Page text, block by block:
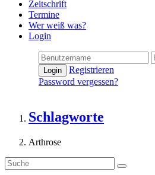
Zeitschrift
Termine
Wer weiß was?
Login
Login
Registrieren
Password vergessen?
Schlagworte
Arthrose